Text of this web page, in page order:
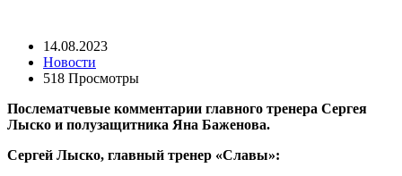
14.08.2023
Новости
518 Просмотры
Поcлематчевые комментарии главного тренера Сергея
Лыско и полузащитника Яна Баженова.
Сергей Лыско, главный тренер «Славы»: